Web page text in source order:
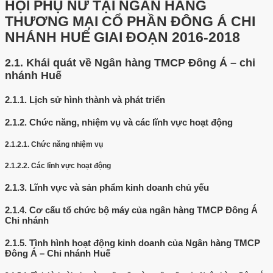
HỘI PHỤ NỮ TẠI NGÂN HÀNG
THƯƠNG MẠI CỔ PHẦN ĐÔNG Á CHI
NHÁNH HUẾ GIAI ĐOẠN 2016-2018
2.1. Khái quát về Ngân hàng TMCP Đông Á – chi
nhánh Huế
2.1.1. Lịch sử hình thành và phát triển
2.1.2. Chức năng, nhiệm vụ và các lĩnh vực hoạt động
2.1.2.1. Chức năng nhiệm vụ
2.1.2.2. Các lĩnh vực hoạt động
2.1.3. Lĩnh vực và sản phẩm kinh doanh chủ yếu
2.1.4. Cơ cấu tổ chức bộ máy của ngân hàng TMCP Đông Á
Chi nhánh
2.1.5. Tình hình hoạt động kinh doanh của Ngân hàng TMCP
Đông Á – Chi nhánh Huế